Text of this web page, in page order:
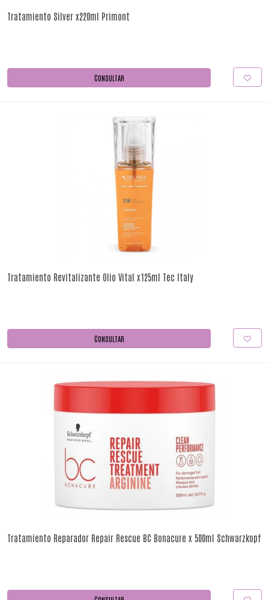
Tratamiento Silver x220ml Primont
CONSULTAR
Tratamiento Revitalizante Olio Vital x125ml Tec Italy
CONSULTAR
Tratamiento Reparador Repair Rescue BC Bonacure x 500ml Schwarzkopf